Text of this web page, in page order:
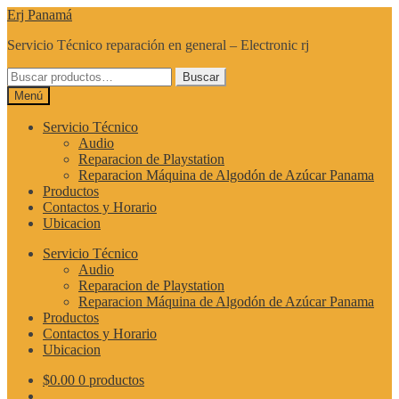
Ir
la
Ir
contenido
Erj Panamá
Servicio Técnico reparación en general – Electronic rj
Buscar
por:
Buscar
Menú
Servicio Técnico
Audio
Reparacion de Playstation
Reparacion Máquina de Algodón de Azúcar Panama
Productos
Contactos y Horario
Ubicacion
Servicio Técnico
Audio
Reparacion de Playstation
Reparacion Máquina de Algodón de Azúcar Panama
Productos
Contactos y Horario
Ubicacion
$0.00 0 productos